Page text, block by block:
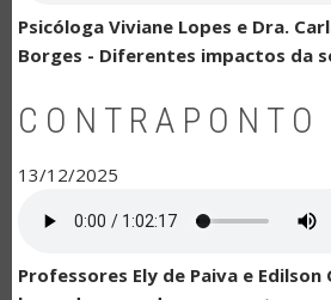
Psicóloga Viviane Lopes e Dra.
Borges - Diferentes impactos da
CONTRAPONTO
13/12/2025
Professores Ely de Paiva e Edilson